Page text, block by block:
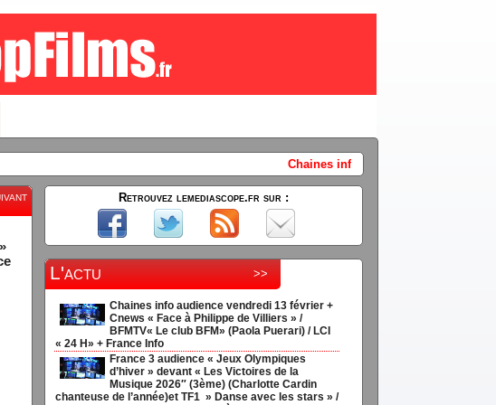
Chaines info audience vendredi 13 février + Cnews « Face
Retrouvez lemediascope.fr sur :
L'actu >>
Chaines info audience vendredi 13 février +
Cnews « Face à Philippe de Villiers » /
BFMTV« Le club BFM» (Paola Puerari) / LCI
« 24 H» + France Info
France 3 audience « Jeux Olympiques
d’hiver » devant « Les Victoires de la
Musique 2026″ (3ème) (Charlotte Cardin
chanteuse de l’année)et TF1 » Danse avec les stars » /